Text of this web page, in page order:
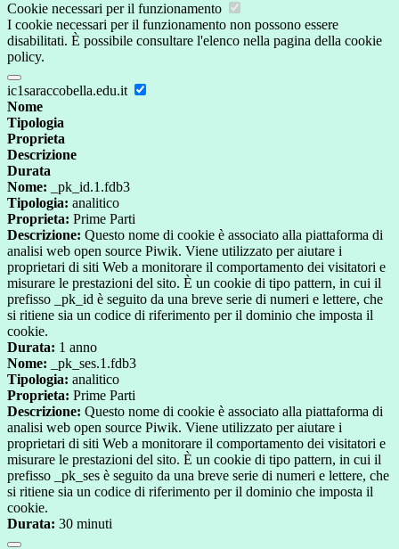
Cookie necessari per il funzionamento
I cookie necessari per il funzionamento non possono essere
disabilitati. È possibile consultare l'elenco nella pagina della cookie
policy.
ic1saraccobella.edu.it
Nome
Tipologia
Proprieta
Descrizione
Durata
Nome: _pk_id.1.fdb3
Tipologia: analitico
Proprieta: Prime Parti
Descrizione: Questo nome di cookie è associato alla piattaforma di
analisi web open source Piwik. Viene utilizzato per aiutare i
proprietari di siti Web a monitorare il comportamento dei visitatori e
misurare le prestazioni del sito. È un cookie di tipo pattern, in cui il
prefisso _pk_id è seguito da una breve serie di numeri e lettere, che
si ritiene sia un codice di riferimento per il dominio che imposta il
cookie.
Durata: 1 anno
Nome: _pk_ses.1.fdb3
Tipologia: analitico
Proprieta: Prime Parti
Descrizione: Questo nome di cookie è associato alla piattaforma di
analisi web open source Piwik. Viene utilizzato per aiutare i
proprietari di siti Web a monitorare il comportamento dei visitatori e
misurare le prestazioni del sito. È un cookie di tipo pattern, in cui il
prefisso _pk_ses è seguito da una breve serie di numeri e lettere, che
si ritiene sia un codice di riferimento per il dominio che imposta il
cookie.
Durata: 30 minuti